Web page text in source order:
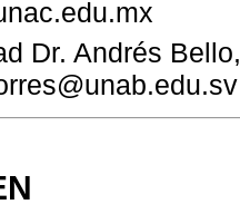
Dr. Andrés